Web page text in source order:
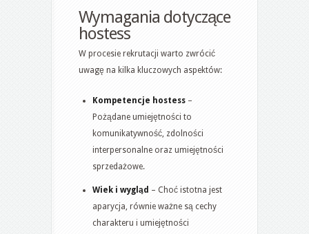
Wymagania dotyczące
hostess
W procesie rekrutacji warto zwrócić
uwagę na kilka kluczowych aspektów:
Kompetencje hostess –
Pożądane umiejętności to
komunikatywność, zdolności
interpersonalne oraz umiejętności
sprzedażowe.
Wiek i wygląd – Choć istotna jest
aparycja, równie ważne są cechy
charakteru i umiejętności